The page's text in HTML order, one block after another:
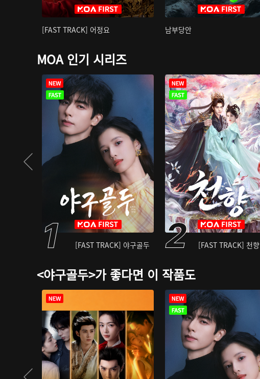
[FAST TRACK] 어정요 남부당안
MOA 인기 시리즈
[FAST TRACK] 야구골두 [FAST TRACK] 천향
<야구골두>가 좋다면 이 작품도